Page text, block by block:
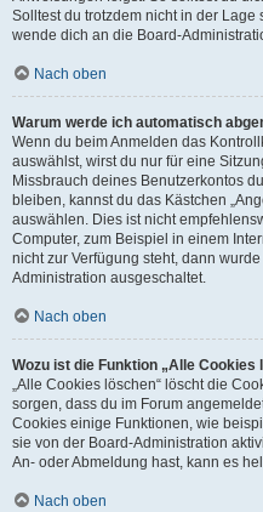
Solltest du trotzdem nicht in der
wende dich an die Board-
Nach oben
Warum werde ich automatisch
Wenn du beim Anmelden das
auswählst, wirst du nur für eine
Missbrauch deines Benutzerkontos
bleiben, kannst du das Kästchen
auswählen. Dies ist nicht
Computer, zum Beispiel in einem
nicht zur Verfügung steht, dann
Administration ausgeschaltet.
Nach oben
Wozu ist die Funktion „Alle Cookies
„Alle Cookies löschen“ löscht die
sorgen, dass du im Forum
Cookies einige Funktionen, wie
sie von der Board-Administration
An- oder Abmeldung hast, kann es
Nach oben